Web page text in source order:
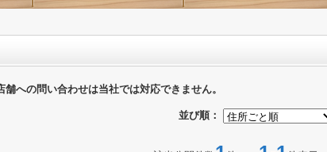
への問い合わせは当社では対応できません。
並び順：